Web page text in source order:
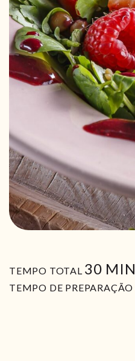
TEMPO TOTAL 30MIN
MIN
TEMPO DE PREPARAÇÃO